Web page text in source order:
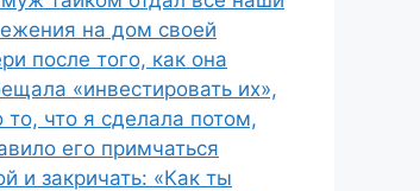
на дом своей
после того, как она
«инвестировать их»,
что я сделала потом,
его примчаться
и закричать: «Как ты